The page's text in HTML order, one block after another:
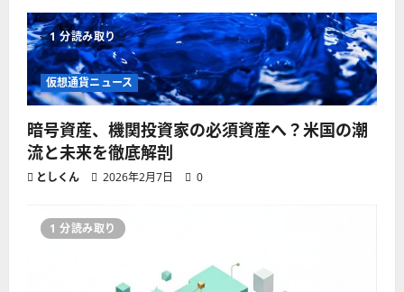
1 分読み取り
仮想通貨ニュース
暗号資産、機関投資家の必須資産へ？米国の潮
流と未来を徹底解剖
としくん 2026年2月7日 0
1 分読み取り